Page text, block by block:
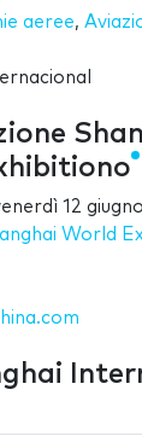
aeree,
12
World